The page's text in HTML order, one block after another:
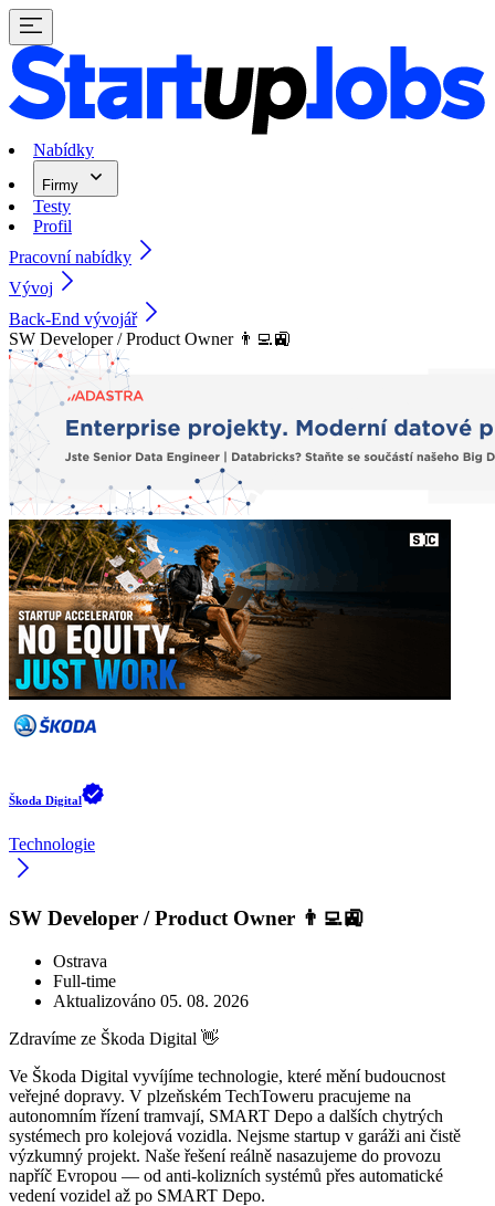
Nabídky
Firmy
Testy
Profil
Pracovní nabídky
Vývoj
Back-End vývojář
SW Developer / Product Owner 👨‍💻🚉
Škoda Digital
Technologie
SW Developer / Product Owner 👨‍💻🚉
Ostrava
Full-time
Aktualizováno 05. 08. 2026
Zdravíme ze Škoda Digital 👋
Ve Škoda Digital vyvíjíme technologie, které mění budoucnost
veřejné dopravy. V plzeňském TechToweru pracujeme na
autonomním řízení tramvají, SMART Depo a dalších chytrých
systémech pro kolejová vozidla. Nejsme startup v garáži ani čistě
výzkumný projekt. Naše řešení reálně nasazujeme do provozu
napříč Evropou — od anti-kolizních systémů přes automatické
vedení vozidel až po SMART Depo.